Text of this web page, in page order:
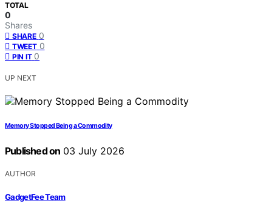
TOTAL
0
Shares
SHARE 0
TWEET 0
PIN IT 0
UP NEXT
Memory Stopped Being a Commodity
Published on 03 July 2026
AUTHOR
GadgetFee Team